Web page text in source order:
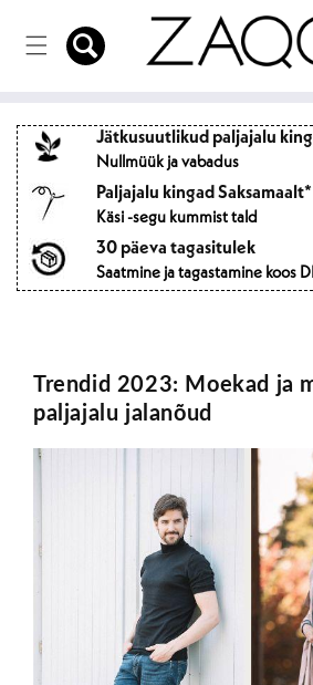
sisule
Jätkusuutlikud paljajalu
Nullmüük ja vabadus
Paljajalu kingad Saksamaalt*
Käsi -segu kummist tald
30 päeva tagasitulek
Saatmine ja tagastamine koos
Trendid 2023: Moekad ja
paljajalu jalanõud